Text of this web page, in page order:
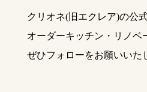
クリオネ(旧エクレア)の公
オーダーキッチン・リノベ
ぜひフォローをお願いいた